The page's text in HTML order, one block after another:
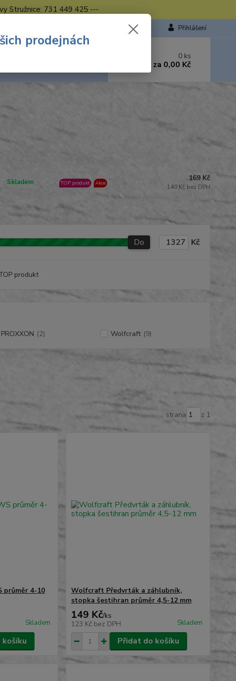
Stružnice: 731 449 425 ---
Přihlášení
si rady? Zavolejte.
0 ks
za 0,00 Kč
Skladem TOP produkt Akce
169 Kč
140 Kč bez DPH
Do Kč
produkt
PROXXON (2) Wolfcraft (9)
strana z 1
4-10
Skladem
Wolfcraft Předvrták a záhlubník,
stopka šestihran průměr 4,5-12 mm
149 Kč/ks
123 Kč bez DPH Skladem
Přidat do košíku
prodejnách